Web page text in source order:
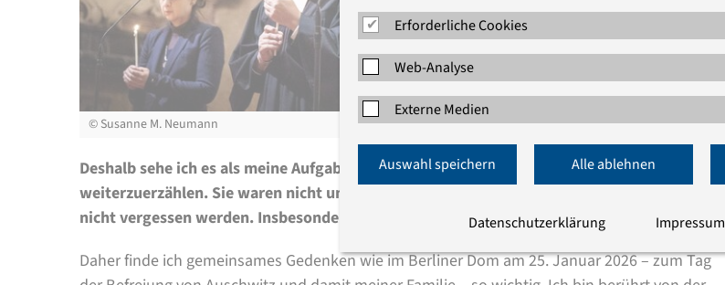
© Susanne M. Neumann
Deshalb sehe ich es als meine Aufgabe – nein, alsunsereAufgabe – ihre Geschichten
weiterzuerzählen. Sie waren nicht umsonst dort. Ihr Leid und das Leid der anderen darf
nicht vergessen werden. Insbesondere jetzt.
Daher finde ich gemeinsames Gedenken wie im Berliner Dom am 25. Januar 2026 – zum Tag
Erforderliche Cookies
Web-Analyse
Externe Medien
Auswahl speichern Alle ablehnen
Datenschutzerklärung Impressum